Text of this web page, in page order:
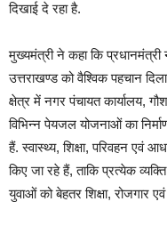
दिखाई दे रहा है.
मुख्यमंत्री ने कहा कि प्रधानमंत्री
उत्तराखण्ड को वैश्विक पहचान
क्षेत्र में नगर पंचायत कार्यालय,
विभिन्न पेयजल योजनाओं का
हैं. स्वास्थ्य, शिक्षा, परिवहन एवं
किए जा रहे हैं, ताकि प्रत्येक
युवाओं को बेहतर शिक्षा, रोजगार